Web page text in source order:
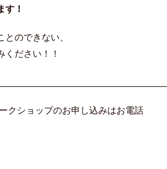
す！
のできない、
ください！！
クショップのお申し込みはお電話